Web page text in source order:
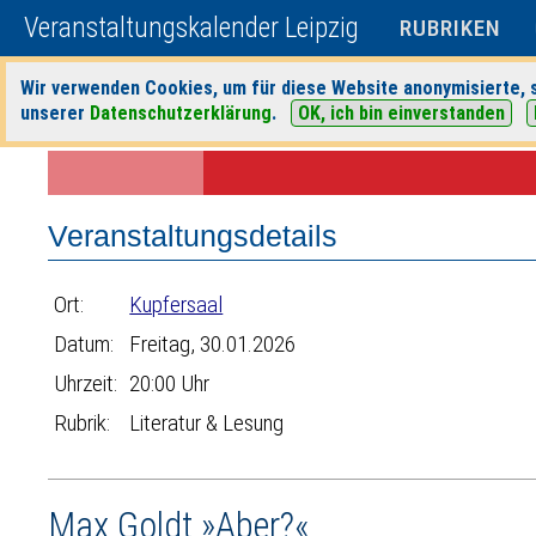
Veranstaltungskalender Leipzig RUBRIKEN
Wir verwenden Cookies, um für diese Website
unserer Datenschutzerklärung. OK, ich bin einverstanden
Startseite>Veranstaltungen>Suche> Literatur & Lesung>
Veranstaltungsdetails
Ort:
Kupfersaal
Datum:
Freitag, 30.01.2026
Uhrzeit: 20:00 Uhr
Rubrik:
Literatur & Lesung
Max Goldt »Aber?«